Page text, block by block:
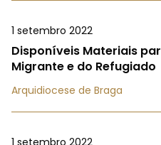
1 setembro 2022
Disponíveis Materiais
Migrante e do Refugiado
Arquidiocese de Braga
1 setembro 2022